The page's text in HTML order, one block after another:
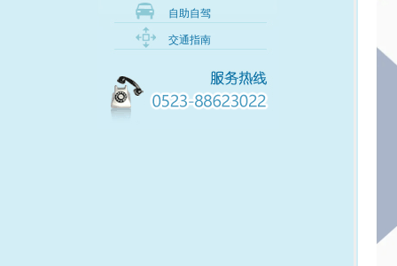
自助自驾
交通指南